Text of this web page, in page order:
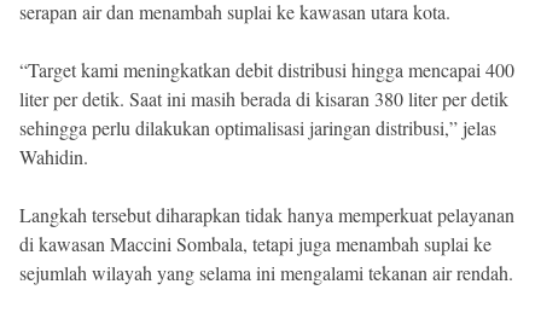
serapan air dan menambah suplai ke kawasan utara kota.
“Target kami meningkatkan debit distribusi hingga mencapai 400
liter per detik. Saat ini masih berada di kisaran 380 liter per detik
sehingga perlu dilakukan optimalisasi jaringan distribusi,” jelas
Wahidin.
Langkah tersebut diharapkan tidak hanya memperkuat pelayanan
di kawasan Maccini Sombala, tetapi juga menambah suplai ke
sejumlah wilayah yang selama ini mengalami tekanan air rendah.